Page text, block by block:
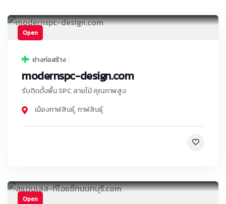
Open
ช่างก่อสร้าง
modernspc-design.com
รับติดตั้งพื้น SPC ลายไม้ คุณภาพสูง
เมืองกาฬสินธุ์,กาฬสินธุ์
Open